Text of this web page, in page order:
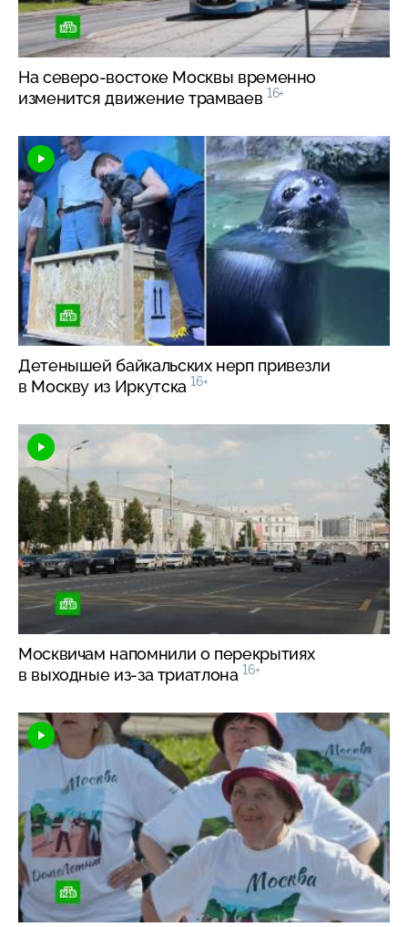
На северо-востокеМосквы временно
изменится движение трамваев 16+
Детенышей байкальских нерп привезли
в Москву из Иркутска 16+
Москвичам напомнили о перекрытиях
в выходные из-за триатлона 16+